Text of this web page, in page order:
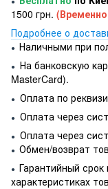
1500 грн.
Подробнее о
● Наличными при
● На банковскую
MasterCard).
● Оплата по
● Оплата через
● Оплата через
● Обмен/возврат
● Гарантийный срок
характеристиках